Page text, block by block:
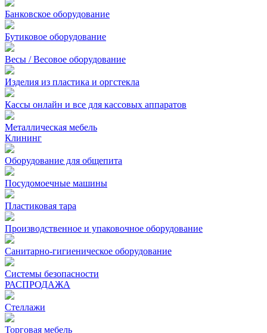
Банковское оборудование
Бутиковое оборудование
Весы / Весовое оборудование
Изделия из пластика и оргстекла
Кассы онлайн и все для кассовых аппаратов
Металлическая мебель
Клининг
Оборудование для общепита
Посудомоечные машины
Пластиковая тара
Производственное и упаковочное оборудование
Санитарно-гигиеническое оборудование
Системы безопасности
РАСПРОДАЖА
Стеллажи
Торговая мебель